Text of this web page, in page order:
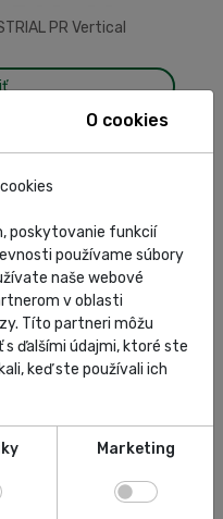
PR Vertical
PR Tandem
O cookies
poskytovanie funkcií
používame súbory
naše webové
v oblasti
Títo partneri môžu
ďalšími údajmi, ktoré ste
keď ste používali ich
Marketing